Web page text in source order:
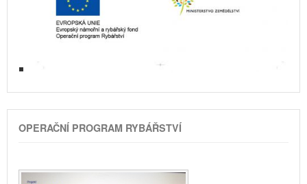
OPERAČNÍ PROGRAM RYBÁŘSTVÍ